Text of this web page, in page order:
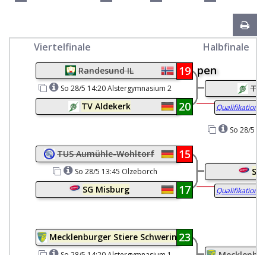
Viertelfinale Halbfinale
Randesund IL 19 pen
So 28/5 14:20 Alstergymnasium 2
TV Aldekerk 20
TUS Aumühle-Wohltorf 15
So 28/5 13:45 Olzeborch
SG Misburg 17
Mecklenburger Stiere Schwerin 23
TV
So 28/5